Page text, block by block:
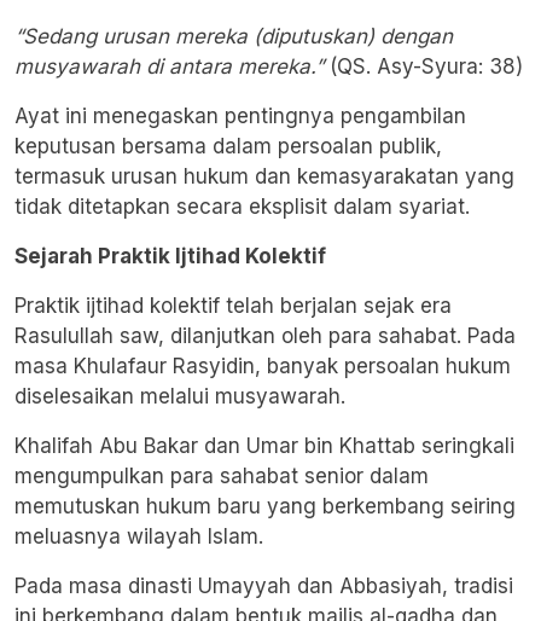
“Sedang urusan mereka (diputuskan) dengan
musyawarah di antara mereka.”(QS. Asy-Syura: 38)
Ayat ini menegaskan pentingnya pengambilan
keputusan bersama dalam persoalan publik,
termasuk urusan hukum dan kemasyarakatan yang
tidak ditetapkan secara eksplisit dalam syariat.
Sejarah Praktik Ijtihad Kolektif
Praktik ijtihad kolektif telah berjalan sejak era
Rasulullah saw, dilanjutkan oleh para sahabat. Pada
masa Khulafaur Rasyidin, banyak persoalan hukum
diselesaikan melalui musyawarah.
Khalifah Abu Bakar dan Umar bin Khattab seringkali
mengumpulkan para sahabat senior dalam
memutuskan hukum baru yang berkembang seiring
meluasnya wilayah Islam.
Pada masa dinasti Umayyah dan Abbasiyah, tradisi